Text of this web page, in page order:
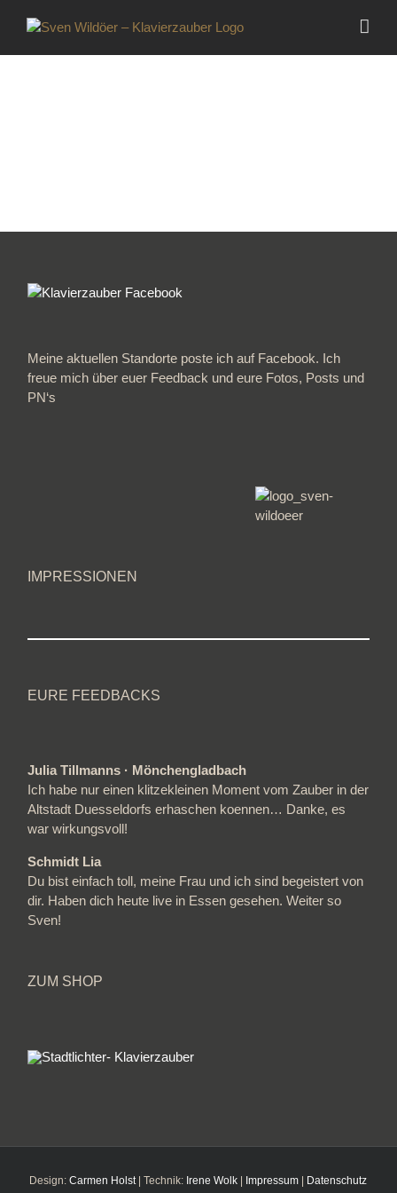
Inhalt
Meine aktuellen Standorte poste ich auf Facebook. Ich
freue mich über euer Feedback und eure Fotos, Posts und
PN‘s
IMPRESSIONEN
EURE FEEDBACKS
Julia Tillmanns · Mönchengladbach
Ich habe nur einen klitzekleinen Moment vom Zauber in der
Altstadt Duesseldorfs erhaschen koennen… Danke, es
war wirkungsvoll!
Schmidt Lia
Du bist einfach toll, meine Frau und ich sind begeistert von
dir. Haben dich heute live in Essen gesehen. Weiter so
Sven!
ZUM SHOP
Design:Carmen Holst| Technik: Irene Wolk Impressum Datenschutz